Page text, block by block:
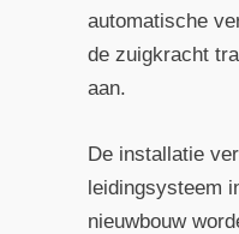
automatische
de zuigkracht
aan.
De installatie
leidingsysteem
nieuwbouw